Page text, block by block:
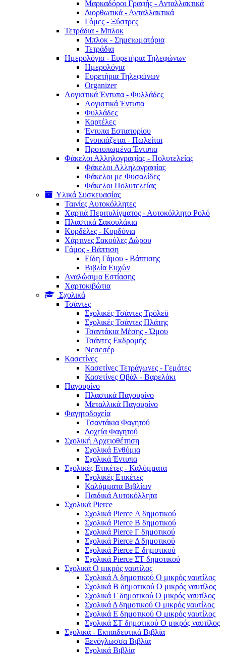
Μαρκαδόροι Γραφής - Ανταλλακτικά
Διορθωτικά - Ανταλλακτικά
Γόμες - Ξύστρες
Τετράδια - Μπλοκ
Μπλοκ - Σημειωματάρια
Τετράδια
Ημερολόγια - Ευρετήρια Τηλεφώνων
Ημερολόγια
Ευρετήρια Τηλεφώνων
Organizer
Λογιστικά Έντυπα - Φυλλάδες
Λογιστικά Έντυπα
Φυλλάδες
Καρτέλες
Έντυπα Εστιατορίου
Ενοικιάζεται - Πωλείται
Προτυπωμένα Έντυπα
Φάκελοι Αλληλογραφίας - Πολυτελείας
Φάκελοι Αλληλογραφίας
Φάκελοι με Φυσαλίδες
Φάκελοι Πολυτελείας
Υλικά Συσκευασίας
Ταινίες Αυτοκόλλητες
Χαρτιά Περιτυλίγματος - Αυτοκόλλητο Ρολό
Πλαστικά Σακουλάκια
Kορδέλες - Κορδόνια
Χάρτινες Σακούλες Δώρου
Γάμος - Βάπτιση
Είδη Γάμου - Βάπτισης
Βιβλία Ευχών
Αναλώσιμα Εστίασης
Χαρτοκιβώτια
Σχολικά
Τσάντες
Σχολικές Τσάντες Τρόλεϋ
Σχολικές Τσάντες Πλάτης
Τσαντάκια Μέσης - Ώμου
Τσάντες Εκδρομής
Νεσεσέρ
Κασετίνες
Κασετίνες Τετράγωνες - Γεμάτες
Κασετίνες Οβάλ - Βαρελάκι
Παγουρίνo
Πλαστικά Παγουρίνo
Μεταλλικά Παγουρίνo
Φαγητοδοχεία
Tσαντάκια Φαγητού
Δοχεία Φαγητού
Σχολική Aρχειοθέτηση
Σχολικά Ενθύμια
Σχολικά Έντυπα
Σχολικές Ετικέτες - Καλύμματα
Σχολικές Ετικέτες
Καλύμματα Βιβλίων
Παιδικά Αυτοκόλλητα
Σχολικά Pierce
Σχολικά Pierce Α δημοτικού
Σχολικά Pierce Β δημοτικού
Σχολικά Pierce Γ δημοτικού
Σχολικά Pierce Δ δημοτικού
Σχολικά Pierce Ε δημοτικού
Σχολικά Pierce ΣΤ δημοτικού
Σχολικά Ο μικρός ναυτίλος
Σχολικά Α δημοτικού Ο μικρός ναυτίλος
Σχολικά Β δημοτικού Ο μικρός ναυτίλος
Σχολικά Γ δημοτικού Ο μικρός ναυτίλος
Σχολικά Δ δημοτικού Ο μικρός ναυτίλος
Σχολικά Ε δημοτικού Ο μικρός ναυτίλος
Σχολικά ΣΤ δημοτικού Ο μικρός ναυτίλος
Σχολικά - Εκπαιδευτικά Βιβλία
Ξενόγλωσσα Βιβλία
Σχολικά Βιβλία